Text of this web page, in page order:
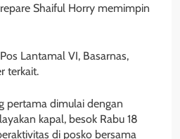
Shaiful Horry memimpin
Lantamal VI, Basarnas,
terkait.
pertama dimulai dengan
kapal, besok Rabu 18
di posko bersama